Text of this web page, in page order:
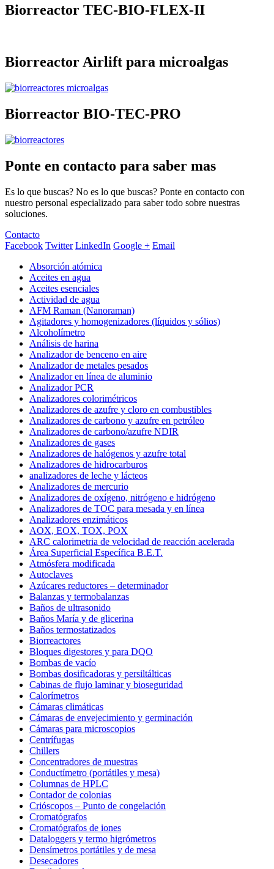
Biorreactor TEC-BIO-FLEX-II
Biorreactor Airlift para microalgas
Biorreactor BIO-TEC-PRO
Ponte en contacto para saber mas
Es lo que buscas? No es lo que buscas? Ponte en contacto con
nuestro personal especializado para saber todo sobre nuestras
soluciones.
Contacto
Facebook Twitter LinkedIn Google + Email
Absorción atómica
Aceites en agua
Aceites esenciales
Actividad de agua
AFM Raman (Nanoraman)
Agitadores y homogenizadores (líquidos y sólios)
Alcoholímetro
Análisis de harina
Analizador de benceno en aire
Analizador de metales pesados
Analizador en línea de aluminio
Analizador PCR
Analizadores colorimétricos
Analizadores de azufre y cloro en combustibles
Analizadores de carbono y azufre en petróleo
Analizadores de carbono/azufre NDIR
Analizadores de gases
Analizadores de halógenos y azufre total
Analizadores de hidrocarburos
analizadores de leche y lácteos
Analizadores de mercurio
Analizadores de oxígeno, nitrógeno e hidrógeno
Analizadores de TOC para mesada y en línea
Analizadores enzimáticos
AOX, EOX, TOX, POX
ARC calorimetria de velocidad de reacción acelerada
Área Superficial Específica B.E.T.
Atmósfera modificada
Autoclaves
Azúcares reductores – determinador
Balanzas y termobalanzas
Baños de ultrasonido
Baños María y de glicerina
Baños termostatizados
Biorreactores
Bloques digestores y para DQO
Bombas de vacío
Bombas dosificadoras y persiltálticas
Cabinas de flujo laminar y bioseguridad
Calorímetros
Cámaras climáticas
Cámaras de envejecimiento y germinación
Cámaras para microscopios
Centrífugas
Chillers
Concentradores de muestras
Conductímetro (portátiles y mesa)
Columnas de HPLC
Contador de colonias
Crióscopos – Punto de congelación
Cromatógrafos
Cromatógrafos de iones
Dataloggers y termo higrómetros
Densímetros portátiles y de mesa
Desecadores